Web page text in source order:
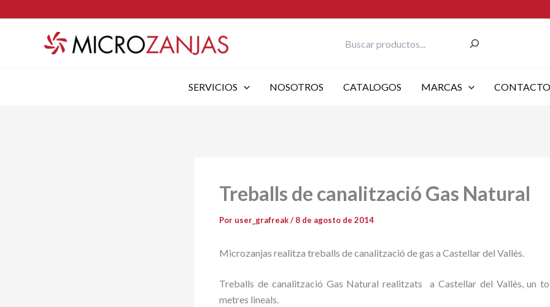
al
SERVICIOS NOSOTROS CATALOGOS MARCAS CONTACTO
Treballs de canalització Gas Natural
Por user_grafreak/ 8 de agosto de 2014
Microzanjas realitza treballs de canalització de gas a Castellar del Vallès.
Treballs de canalització Gas Natural realitzats a Castellar del Vallès, un
metres lineals.